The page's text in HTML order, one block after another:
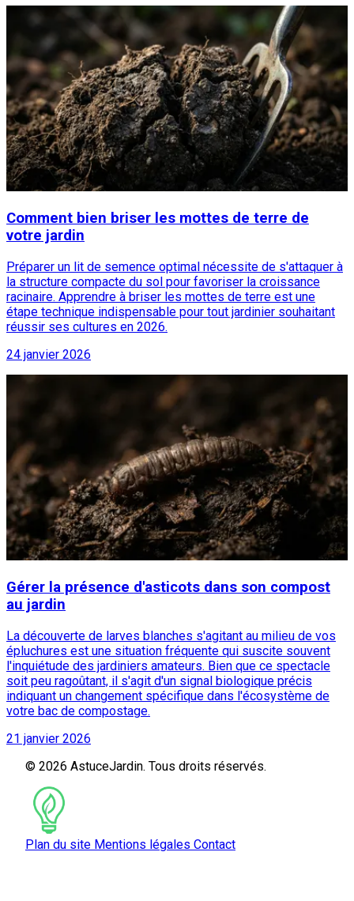
Comment bien briser les mottes de terre de
votre jardin
Préparer un lit de semence optimal nécessite de s'attaquer à
la structure compacte du sol pour favoriser la croissance
racinaire. Apprendre à briser les mottes de terre est une
étape technique indispensable pour tout jardinier souhaitant
réussir ses cultures en 2026.
24 janvier 2026
Gérer la présence d'asticots dans son compost
au jardin
La découverte de larves blanches s'agitant au milieu de vos
épluchures est une situation fréquente qui suscite souvent
l'inquiétude des jardiniers amateurs. Bien que ce spectacle
soit peu ragoûtant, il s'agit d'un signal biologique précis
indiquant un changement spécifique dans l'écosystème de
votre bac de compostage.
21 janvier 2026
© 2026 AstuceJardin. Tous droits réservés.
Plan du site Mentions légales Contact